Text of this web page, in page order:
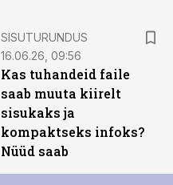
SISUTURUNDUS
16.06.26, 09:56
Kas tuhandeid faile
saab muuta kiirelt
sisukaks ja
kompaktseks infoks?
Nüüd saab